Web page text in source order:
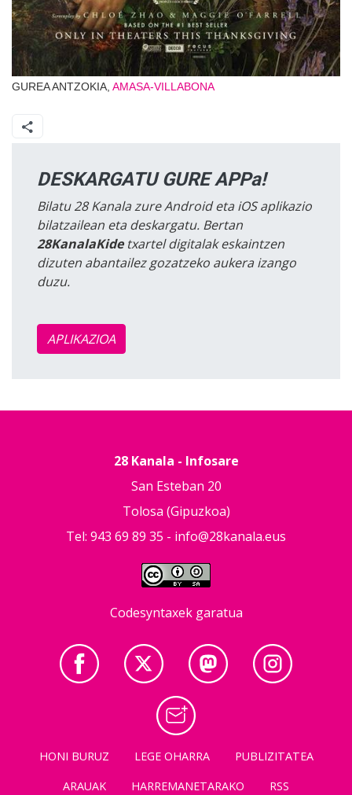
GUREA ANTZOKIA, AMASA-VILLABONA
DESKARGATU GURE APPa!
Bilatu 28 Kanala zure Android eta iOS aplikazio
bilatzailean eta deskargatu. Bertan
28KanalaKidetxartel digitalak eskaintzen
dizuten abantailez gozatzeko aukera izango
duzu.
APLIKAZIOA
28 Kanala - Infosare
San Esteban 20
Tolosa (Gipuzkoa)
Tel: 943 69 89 35 - info@28kanala.eus
Codesyntaxek garatua
HONI BURUZ LEGE OHARRA
PUBLIZITATEA
ARAUAK
HARREMANETARAKO RSS